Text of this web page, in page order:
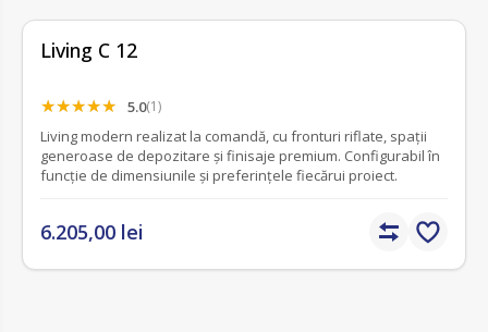
Living C 12
5.0(1)
Living modern realizat la comandă, cu fronturi riflate, spații
generoase de depozitare și finisaje premium. Configurabil în
funcție de dimensiunile și preferințele fiecărui proiect.
6.205,00 lei